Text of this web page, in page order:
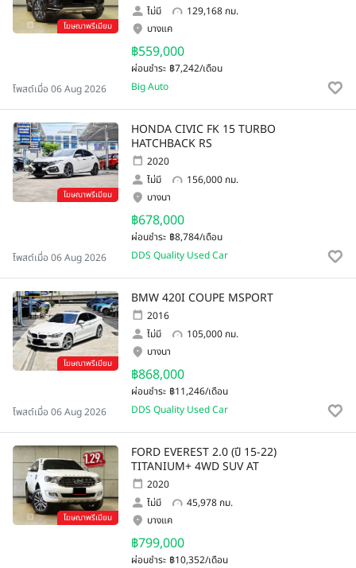
โฆษณาพรีเมียม
ไม่มี 129,168 กม.
฿559,000
ผ่อนชำระ ฿7,242/เดือน
บางแค
โพสต์เมื่อ 06 Aug 2026 Big Auto
โฆษณาพรีเมียม
HONDA CIVIC FK 15 TURBO
HATCHBACK RS
2020
ไม่มี
156,000 กม.
฿678,000
ผ่อนชำระ ฿8,784/เดือน
บางนา
โพสต์เมื่อ 06 Aug 2026 DDS Quality Used Car
โฆษณาพรีเมียม
BMW 420I COUPE MSPORT
2016
ไม่มี
105,000 กม.
฿868,000
ผ่อนชำระ ฿11,246/เดือน
บางนา
โพสต์เมื่อ 06 Aug 2026 DDS Quality Used Car
โฆษณาพรีเมียม
FORD EVEREST 2.0 (ปี 15-22)
TITANIUM+ 4WD SUV AT
2020
ไม่มี
45,978 กม.
฿799,000
ผ่อนชำระ ฿10,352/เดือน
บางแค